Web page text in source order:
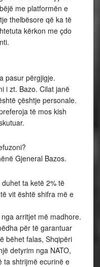
me platformën e
thelbësore që ka të
kërkon me çdo
pasur përgjigje.
i zt. Bazo. Cilat janë
çështje personale.
të mos kish
Gjeneral Bazos.
ta ketë 2% të
vit është shifra më e
arritjet më madhore.
për të garantuar
bëhet falas, Shqipëri
detyrim nga NATO,
ta shtrijmë ecurinë e